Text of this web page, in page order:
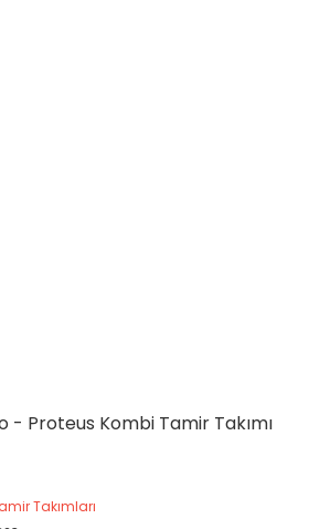
- Proteus Kombi Tamir Takımı
Takımları